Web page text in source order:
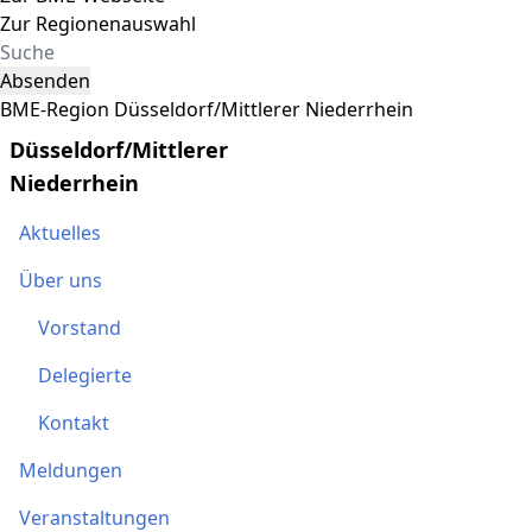
Zur Regionenauswahl
Absenden
BME-Region Düsseldorf/Mittlerer Niederrhein
Düsseldorf/Mittlerer
Niederrhein
Aktuelles
Über uns
Vorstand
Delegierte
Kontakt
Meldungen
Veranstaltungen